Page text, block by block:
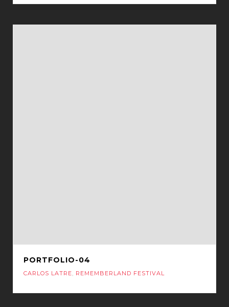
PORTFOLIO-04
CARLOS LATRE, REMEMBERLAND FESTIVAL